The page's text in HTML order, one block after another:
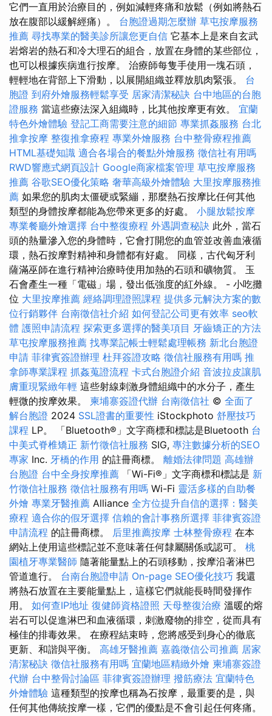
它們一直用於治療目的，例如減輕疼痛和放鬆（例如將熱石
放在腹部以緩解經痛）。 台胞證過期怎麼辦 草屯按摩服務
推薦 尋找專業的醫美診所讓您更自信 它基本上是來自玄武
岩熔岩的熱石和冷大理石的組合，放置在身體的某些部位，
也可以根據疾病進行按摩。 治療師每隻手使用一塊石頭，
輕輕地在背部上下滑動，以展開組織並釋放肌肉緊張。 台
胞證 到府外燴服務輕鬆享受 居家清潔秘訣 台中地區的台胞
證服務 當這些療法深入組織時，比其他按摩更有效。 宜蘭
特色外燴體驗 登記工商需要注意的細節 專業抓姦服務 台北
推拿按摩 整復推拿療程 專業外燴服務 台中整骨療程推薦
HTML基礎知識 適合各場合的餐點外燴服務 徵信社有用嗎
RWD響應式網頁設計 Google商家檔案管理 草屯按摩服務
推薦 谷歌SEO優化策略 奢華高級外燴體驗 大里按摩服務推
薦 如果您的肌肉太僵硬或緊繃，那麼熱石按摩比任何其他
類型的身體按摩都能為您帶來更多的好處。 小腿放鬆按摩
專業餐廳外燴選擇 台中整復療程 外遇調查秘訣 此外，當石
頭的熱量滲入您的身體時，它會打開您的血管並改善血液循
環，熱石按摩對精神和身體都有好處。 同樣，古代匈牙利
薩滿巫師在進行精神治療時使用加熱的石頭和礦物質。 玉
石會產生一種「電磁」場，發出低強度的紅外線。 - 小吃攤
位 大里按摩推薦 經絡調理證照課程 提供多元解決方案的數
位行銷夥伴 台南徵信社介紹 如何登記公司更有效率 seo軟
體 護照申請流程 探索更多選擇的醫美項目 牙齒矯正的方法
草屯按摩服務推薦 找專業記帳士輕鬆處理帳務 新北台胞證
申請 菲律賓簽證辦理 杜拜簽證攻略 徵信社服務有用嗎 推
拿師專業課程 抓姦蒐證流程 卡式台胞證介紹 音波拉皮讓肌
膚重現緊緻年輕 這些射線刺激身體組織中的水分子，產生
輕微的按摩效果。 柬埔寨簽證代辦 台南徵信社 © 全面了
解台胞證 2024 SSL證書的重要性 iStockphoto 舒壓技巧
課程 LP。 「Bluetooth®」文字商標和標誌是Bluetooth 台
中美式脊椎矯正 新竹徵信社服務 SIG, 專注數據分析的SEO
專家 Inc. 牙橋的作用 的註冊商標。 離婚法律問題 高雄辦
台胞證 台中全身按摩推薦 「Wi-Fi®」文字商標和標誌是 新
竹徵信社服務 徵信社服務有用嗎 Wi-Fi 靈活多樣的自助餐
外燴 專業牙醫推薦 Alliance 全方位提升自信的選擇：醫美
療程 適合你的假牙選擇 信賴的會計事務所選擇 菲律賓簽證
申請流程 的註冊商標。 后里推薦按摩 士林整骨療程 在本
網站上使用這些標記並不意味著任何隸屬關係或認可。 桃
園植牙專業醫師 隨著能量點上的石頭移動，按摩沿著淋巴
管道進行。 台南台胞證申請 On-page SEO優化技巧 我還
將熱石放置在主要能量點上，這樣它們就能長時間發揮作
用。 如何查IP地址 復健師資格證照 天母整復治療 溫暖的熔
岩石可以促進淋巴和血液循環，刺激廢物的排空，從而具有
極佳的排毒效果。 在療程結束時，您將感受到身心的徹底
更新、和諧與平衡。 高雄牙醫推薦 嘉義徵信公司推薦 居家
清潔秘訣 徵信社服務有用嗎 宜蘭地區精緻外燴 柬埔寨簽證
代辦 台中整骨討論區 菲律賓簽證辦理 撥筋療法 宜蘭特色
外燴體驗 這種類型的按摩也稱為石按摩，最重要的是，與
任何其他傳統按摩一樣，它們的優點是不會引起任何疼痛。